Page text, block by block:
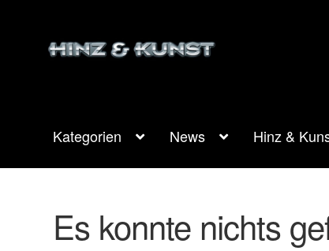
Zur
Navigation
Zum
Inhalt
Kategorien News Hinz &
Es konnte nichts